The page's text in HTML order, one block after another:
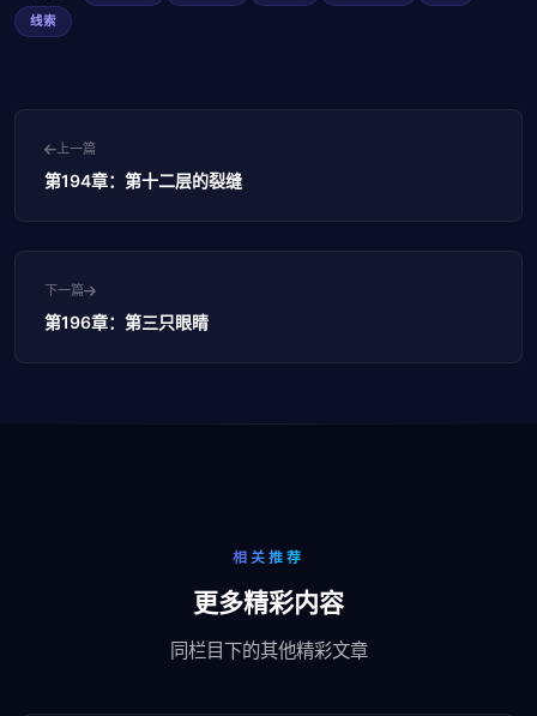
线索
上一篇
第194章：第十二层的裂缝
下一篇
第196章：第三只眼睛
相关推荐
更多精彩内容
同栏目下的其他精彩文章